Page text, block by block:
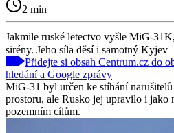
2 min
Jakmile ruské letectvo vyšle MiG-
sirény. Jeho síla děsí i samotný Kyjev
Přidejte si obsah Centrum.cz do
hledání a Google zprávy
MiG-31 byl určen ke stíhání
prostoru, ale Rusko jej upravilo i jako
pozemním cílům.